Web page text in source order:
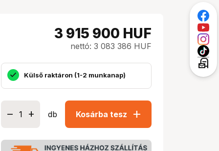
3 915 900 HUF
nettó: 3 083 386 HUF
Külső raktáron (1-2 munkanap)
db Kosárba tesz add
local_post_office